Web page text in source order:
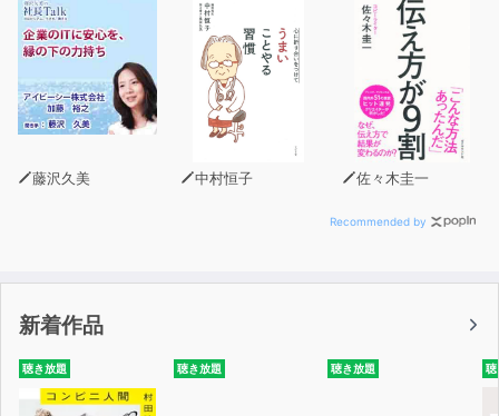
藤沢久美 中村恒子 佐々木圭一
Recommended by
新着作品
聴き放題 聴き放題 聴き放題 聴